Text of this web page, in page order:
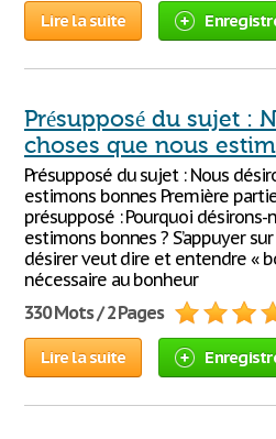
Lire la suite
Présupposé du sujet :
choses que nous
Présupposé du sujet : Nous
estimons bonnes Première
présupposé : Pourquoi
estimons bonnes ? S’appuyer
désirer veut dire et entendre «
nécessaire au bonheur
330 Mots / 2 Pages
Lire la suite